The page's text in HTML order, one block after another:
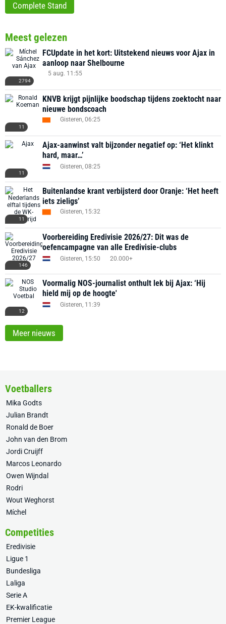
Complete Stand
Meest gelezen
2794
FCUpdate in het kort: Uitstekend nieuws voor Ajax in
aanloop naar Shelbourne
5 aug. 11:55
11
KNVB krijgt pijnlijke boodschap tijdens zoektocht naar
nieuwe bondscoach
Gisteren, 06:25
11
Ajax-aanwinst valt bijzonder negatief op: ‘Het klinkt
hard, maar…’
Gisteren, 08:25
11
Buitenlandse krant verbijsterd door Oranje: ‘Het heeft
iets zieligs’
Gisteren, 15:32
146
Voorbereiding Eredivisie 2026/27: Dit was de
oefencampagne van alle Eredivisie-clubs
Gisteren, 15:50 20.000+
12
Voormalig NOS-journalist onthult lek bij Ajax: ‘Hij
hield mij op de hoogte'
Gisteren, 11:39
Meer nieuws
Voetballers
Mika Godts
Julian Brandt
Ronald de Boer
John van den Brom
Jordi Cruijff
Marcos Leonardo
Owen Wijndal
Rodri
Wout Weghorst
Míchel
Competities
Eredivisie
Ligue 1
Bundesliga
Laliga
Serie A
EK-kwalificatie
Premier League